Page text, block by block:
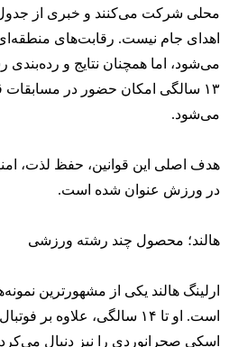
محلی شرکت می‌کنند و خبری از جدول
می‌شود، اما همچنان نتایج و رده‌بندی
۱۳ سالگی امکان حضور در
می‌شود.
هدف اصلی این قوانین، حفظ لذت،
در ورزش عنوان شده است.
هالند؛ محصول چند رشته ورزشی
ارلینگ هالند یکی از مشهورترین
است. او تا ۱۴ سالگی، علاوه بر
اسکی صحرانوردی را نیز دنبال